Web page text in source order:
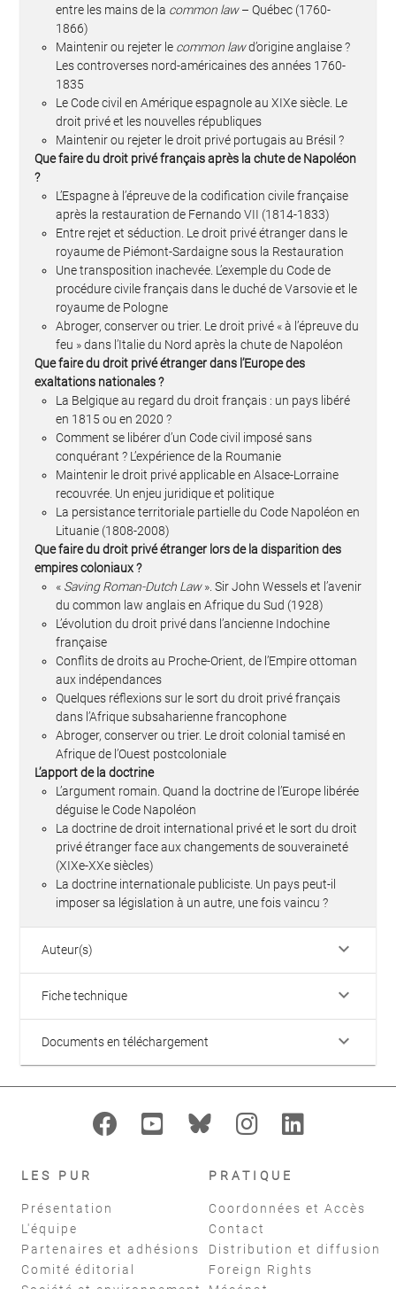
entre les mains de la common law– Québec (1760-
1866)
Maintenir ou rejeter le common lawd’origine anglaise ?
Les controverses nord-américaines des années 1760-
1835
Le Code civil en Amérique espagnole au XIXe siècle. Le
droit privé et les nouvelles républiques
Maintenir ou rejeter le droit privé portugais au Brésil ?
Que faire du droit privé français après la chute de Napoléon
?
L’Espagne à l’épreuve de la codification civile française
après la restauration de Fernando VII (1814-1833)
Entre rejet et séduction. Le droit privé étranger dans le
royaume de Piémont-Sardaigne sous la Restauration
Une transposition inachevée. L’exemple du Code de
procédure civile français dans le duché de Varsovie et le
royaume de Pologne
Abroger, conserver ou trier. Le droit privé « à l’épreuve du
feu » dans l’Italie du Nord après la chute de Napoléon
Que faire du droit privé étranger dans l’Europe des
exaltations nationales ?
La Belgique au regard du droit français : un pays libéré
en 1815 ou en 2020 ?
Comment se libérer d’un Code civil imposé sans
conquérant ? L’expérience de la Roumanie
Maintenir le droit privé applicable en Alsace-Lorraine
recouvrée. Un enjeu juridique et politique
La persistance territoriale partielle du Code Napoléon en
Lituanie (1808-2008)
Que faire du droit privé étranger lors de la disparition des
empires coloniaux ?
« Saving Roman-Dutch Law». Sir John Wessels et l’avenir
du common law anglais en Afrique du Sud (1928)
L’évolution du droit privé dans l’ancienne Indochine
française
Conflits de droits au Proche-Orient, de l’Empire ottoman
aux indépendances
Quelques réflexions sur le sort du droit privé français
dans l’Afrique subsaharienne francophone
Abroger, conserver ou trier. Le droit colonial tamisé en
Afrique de l’Ouest postcoloniale
L’apport de la doctrine
L’argument romain. Quand la doctrine de l’Europe libérée
déguise le Code Napoléon
La doctrine de droit international privé et le sort du droit
privé étranger face aux changements de souveraineté
(XIXe-XXe siècles)
La doctrine internationale publiciste. Un pays peut-il
imposer sa législation à un autre, une fois vaincu ?
Auteur(s) keyboard_arrow_down
Fiche technique keyboard_arrow_down
Documents en téléchargement keyboard_arrow_down
LES PUR
Présentation
L'équipe
Partenaires et adhésions
Comité éditorial
PRATIQUE
Coordonnées et Accès
Contact
Distribution et diffusion
Foreign Rights